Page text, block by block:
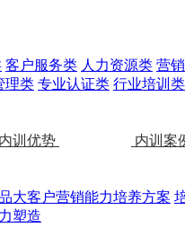
客户服务类 人力资源类 营
理类 专业认证类 行业培训类
内训优势
内训案
大客户营销能力培养方案
塑造